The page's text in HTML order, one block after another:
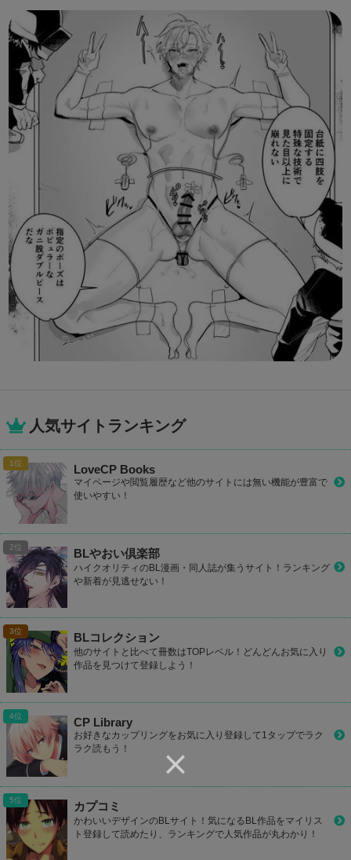
人気サイトランキング
LoveCP Books
マイページや閲覧履歴など他のサイトには無い機能が豊富で
使いやすい！
BLやおい倶楽部
ハイクオリティのBL漫画・同人誌が集うサイト！ランキング
や新着が見逃せない！
BLコレクション
他のサイトと比べて冊数はTOPレベル！どんどんお気に入り
作品を見つけて登録しよう！
CP Library
お好きなカップリングをお気に入り登録して1タップでラク
ラク読もう！
カプコミ
かわいいデザインのBLサイト！気になるBL作品をマイリス
ト登録して読めたり、ランキングで人気作品が丸わかり！